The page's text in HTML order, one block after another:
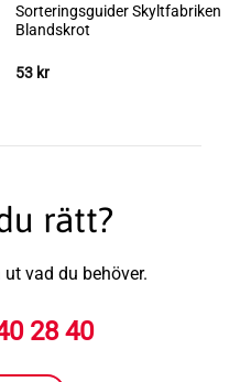
Sorteringsguider Skyltfabriken
Blandskrot
53 kr
rätt?
vad du behöver.
28 40